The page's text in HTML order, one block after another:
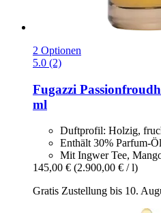
2 Optionen
5.0 (2)
Fugazzi
ml
Duftprofil: Holzig,
Enthält 30% Parfum-Öl
Mit Ingwer Tee,
145,00 € (2.900,00 € / l)
Gratis Zustellung bis 10.